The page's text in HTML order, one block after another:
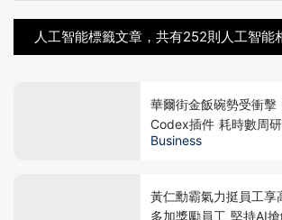
人工智能標籤文章，共有252則人工智能
Business
華爾街金飯碗勢受衝
Codex插件 耗時數周
數分鐘即可一鍵生成
黃仁勳霸氣力挺員工享
多加獎勵員工 堅持AI